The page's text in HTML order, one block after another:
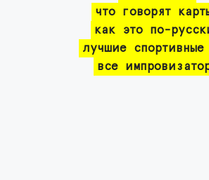
что говорят
как это по-
лучшие спортивные
все